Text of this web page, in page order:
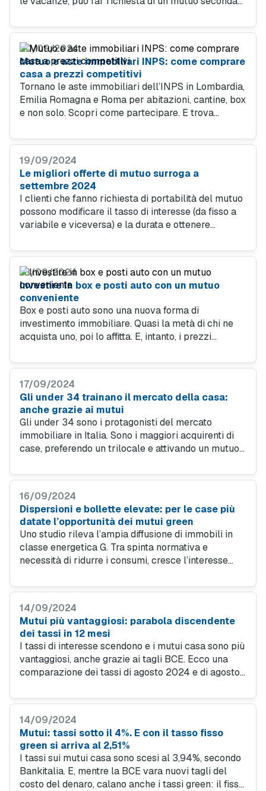
che allo 0,25 per cento del mutuo prima casa.
20/09/2024
Mutuo e aste immobiliari INPS: come comprare
casa a prezzi competitivi
Tornano le aste immobiliari dell’INPS in Lombardia,
Emilia Romagna e Roma per abitazioni, cantine, box
e non solo. Scopri come partecipare. E trova
settembre 2024.
19/09/2024
Le migliori offerte di mutuo surroga a
settembre 2024
I clienti che fanno richiesta di portabilità del mutuo
possono modificare il tasso di interesse (da fisso a
variabile e viceversa) e la durata e ottenere
dal secondo istituto di credito.
18/09/2024
Investire in box e posti auto con un mutuo
conveniente
Box e posti auto sono una nuova forma di
investimento immobiliare. Quasi la metà di chi ne
acquista uno, poi lo affitta. E, intanto, i prezzi
trovare un mutuo conveniente.
17/09/2024
Gli under 34 trainano il mercato della casa:
anche grazie ai mutui
Gli under 34 sono i protagonisti del mercato
immobiliare in Italia. Sono i maggiori acquirenti di
case, preferendo un trilocale e attivando un mutuo
under 36.
16/09/2024
Dispersioni e bollette elevate: per le case più
datate l’opportunità dei mutui green
Uno studio rileva l’ampia diffusione di immobili in
classe energetica G. Tra spinta normativa e
necessità di ridurre i consumi, cresce l’interesse
efficientare le abitazioni.
14/09/2024
Mutui più vantaggiosi: parabola discendente
dei tassi in 12 mesi
I tassi di interesse scendono e i mutui casa sono più
vantaggiosi, anche grazie ai tagli BCE. Ecco una
comparazione dei tassi di agosto 2024 e di agosto
variabile. Trova un’offerta mutuo per te.
14/09/2024
Mutui: tassi sotto il 4%. E con il tasso fisso
green si arriva al 2,51%
I tassi sui mutui casa sono scesi al 3,94%, secondo
Bankitalia. E, mentre la BCE vara nuovi tagli del
costo del denaro, calano anche i tassi green: il fisso